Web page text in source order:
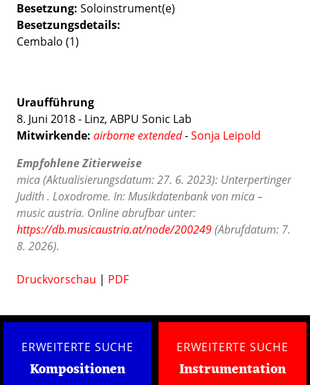
Besetzung Soloinstrument(e)
Besetzungsdetails
Cembalo (1)
Uraufführung
8. Juni 2018 - Linz, ABPU Sonic Lab
Mitwirkende: airborne extended-Sonja Leipold
Empfohlene Zitierweise
mica (Aktualisierungsdatum: 27. 6. 2023): Unterpertinger
Judith . Loxodrome. In: Musikdatenbank von mica –
music austria. Online abrufbar unter:
https://db.musicaustria.at/node/200249(Abrufdatum: 7.
8. 2026).
Druckvorschau | PDF
ERWEITERTE SUCHE
Kompositionen
ERWEITERTE SUCHE
Instrumentation